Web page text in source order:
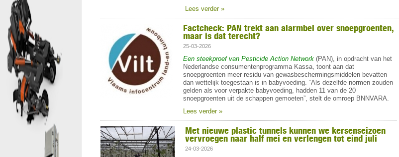
Lees verder »
Factcheck: PAN trekt aan alarmbel over snoepgroenten,
maar is dat terecht?
25-03-2026
Een steekproef van Pesticide Action Network (PAN), in opdracht van het
Nederlandse consumentenprogramma Kassa, toont aan dat
snoepgroenten meer residu van gewasbeschermingsmiddelen bevatten
dan wettelijk toegestaan is in babyvoeding. “Als dezelfde normen zouden
gelden als voor verpakte babyvoeding, hadden 11 van de 20
snoepgroenten uit de schappen gemoeten”, stelt de omroep BNNVARA.
Lees verder »
Met nieuwe plastic tunnels kunnen we kersenseizoen
vervroegen naar half mei en verlengen tot eind juli
24-03-2026